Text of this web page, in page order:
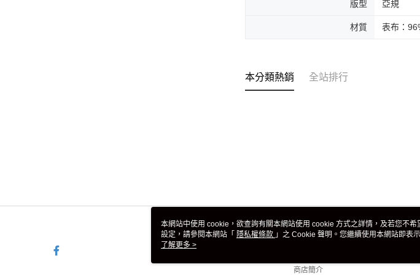
版型 亞規
材質 表布：
本分類熱銷 全站排行
關於我們
商店簡介
本網站中使用 cookie，欲查詢有關本網站使用 cookie 方式之詳情，及若您不
設定，請參閱本網站「 隱私權條款 」之 Cookie 聲明。您繼續使用本網站即表
使用 cookie。
了解更多 >